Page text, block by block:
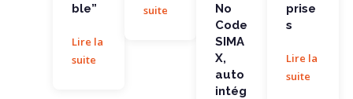
ble”
Lire la
suite
suite
No
Code
SIMA
X,
auto
intég
prise
s
Lire la
suite